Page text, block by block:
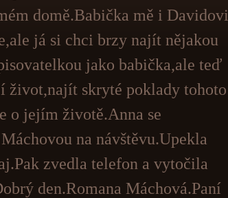
domě.Babička mě i Davidovi
já si chci brzy najít nějakou
jako babička,ale teď
život,najít skryté poklady tohoto
o jejím životě.Anna se
na návštěvu.Upekla
zvedla telefon a vytočila
den.Romana Máchová.Paní